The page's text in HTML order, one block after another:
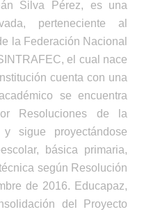
Silva Pérez, es una
perteneciente al
la Federación Nacional
el cual nace
cuenta con una
se encuentra
Resoluciones de la
sigue proyectándose
básica primaria,
según Resolución
de 2016. Educapaz,
del Proyecto